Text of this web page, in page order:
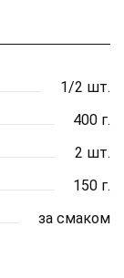
1/2 шт.
400 г.
2 шт.
150 г.
за смаком